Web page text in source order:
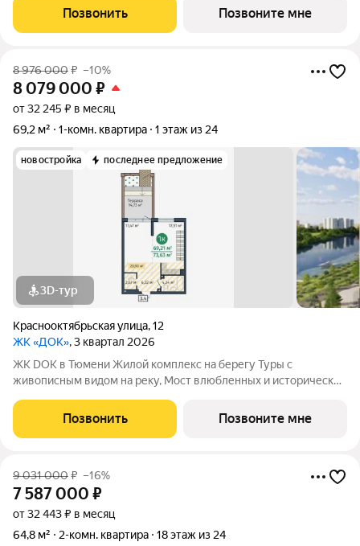
принципиально новой организацией общественных зон. Три
лепестка здания сходятся в большое
Позвонить Позвоните мне
8 976 000₽ –10%
8 079 000 ₽
от 32 245 ₽ в месяц
69,2 м²
1-комн. квартира 1 этаж из 24
новостройка последнее предложение
3D-тур
Краснооктябрьская улица,12
ЖК «ДОК», 3 квартал 2026
ЖК DOK в Тюмени Жилой комплекс на берегу Туры с
живописным видом на реку, Мост влюбленных и исторический
принципиально новой организацией общественных зон. Три
лепестка здания сходятся в большое
Позвонить Позвоните мне
9 031 000₽ –16%
7 587 000 ₽
от 32 443 ₽ в месяц
64,8 м²
2-комн. квартира 18 этаж из 24